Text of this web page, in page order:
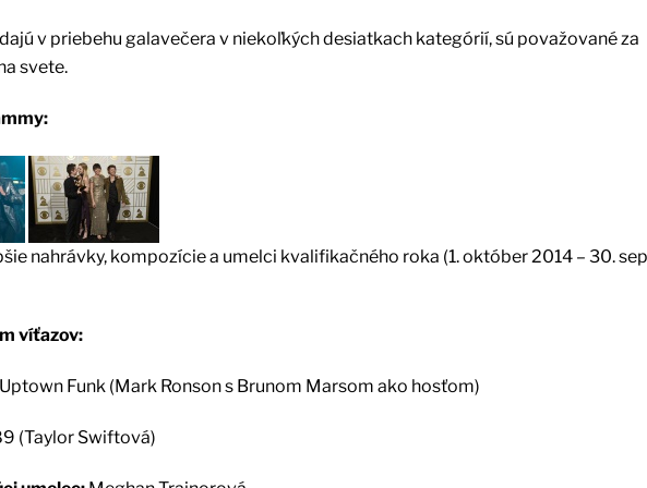
v priebehu galavečera v niekoľkých desiatkach kategórií, sú považované za
svete.
nahrávky, kompozície a umelci kvalifikačného roka (1. október 2014 – 30.
víťazov:
Uptown Funk (Mark Ronson s Brunom Marsom ako hosťom)
(Taylor Swiftová)